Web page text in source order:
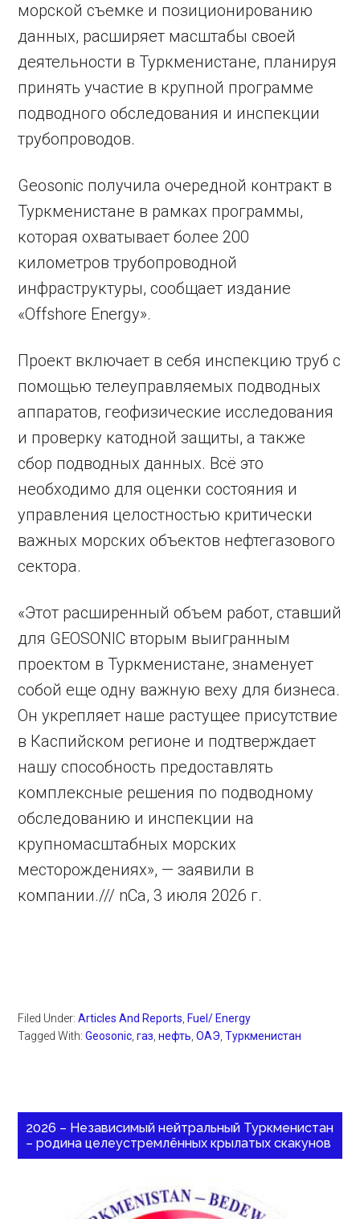
морской съемке и позиционированию
данных, расширяет масштабы своей
деятельности в Туркменистане, планируя
принять участие в крупной программе
подводного обследования и инспекции
трубопроводов.
Geosonic получила очередной контракт в
Туркменистане в рамках программы,
которая охватывает более 200
километров трубопроводной
инфраструктуры, сообщает издание
«Offshore Energy».
Проект включает в себя инспекцию труб с
помощью телеуправляемых подводных
аппаратов, геофизические исследования
и проверку катодной защиты, а также
сбор подводных данных. Всё это
необходимо для оценки состояния и
управления целостностью критически
важных морских объектов нефтегазового
сектора.
«Этот расширенный объем работ, ставший
для GEOSONIC вторым выигранным
проектом в Туркменистане, знаменует
собой еще одну важную веху для бизнеса.
Он укрепляет наше растущее присутствие
в Каспийском регионе и подтверждает
нашу способность предоставлять
комплексные решения по подводному
обследованию и инспекции на
крупномасштабных морских
месторождениях», — заявили в
компании./// nCa, 3 июля 2026 г.
Filed Under:Articles And Reports Fuel/ Energy
Tagged With:Geosonic ,газ ,нефть ,ОАЭ ,Туркменистан
2026 – Независимый нейтральный Туркменистан
– родина целеустремлённых крылатых скакунов